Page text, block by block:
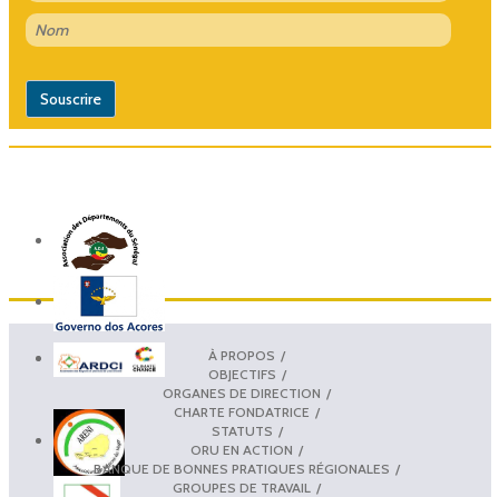
À PROPOS
OBJECTIFS
ORGANES DE DIRECTION
CHARTE FONDATRICE
STATUTS
ORU EN ACTION
BANQUE DE BONNES PRATIQUES RÉGIONALES
GROUPES DE TRAVAIL